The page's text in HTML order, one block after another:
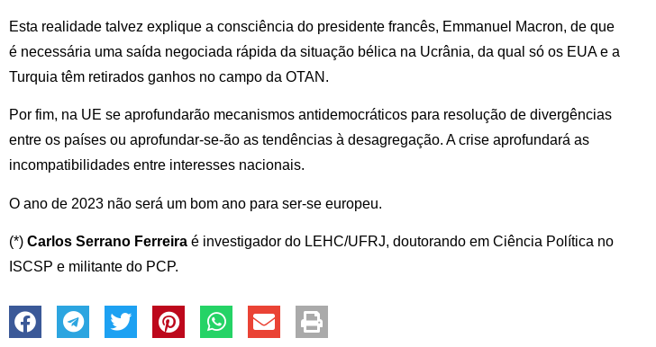
Esta realidade talvez explique a consciência do presidente francês, Emmanuel Macron, de que
é necessária uma saída negociada rápida da situação bélica na Ucrânia, da qual só os EUA e a
Turquia têm retirados ganhos no campo da OTAN.
Por fim, na UE se aprofundarão mecanismos antidemocráticos para resolução de divergências
entre os países ou aprofundar-se-ão as tendências à desagregação. A crise aprofundará as
incompatibilidades entre interesses nacionais.
O ano de 2023 não será um bom ano para ser-se europeu.
(*) Carlos Serrano Ferreira é investigador do LEHC/UFRJ, doutorando em Ciência Política no
ISCSP e militante do PCP.